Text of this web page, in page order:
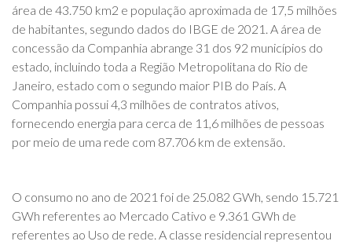
área de 43.750 km2 e população aproximada de 17,5 milhões
de habitantes, segundo dados do IBGE de 2021. A área de
concessão da Companhia abrange 31 dos 92 municípios do
estado, incluindo toda a Região Metropolitana do Rio de
Janeiro, estado com o segundo maior PIB do País. A
Companhia possui 4,3 milhões de contratos ativos,
fornecendo energia para cerca de 11,6 milhões de pessoas
por meio de uma rede com 87.706 km de extensão.
O consumo no ano de 2021 foi de 25.082 GWh, sendo 15.721
GWh referentes ao Mercado Cativo e 9.361 GWh de
referentes ao Uso de rede. A classe residencial representou